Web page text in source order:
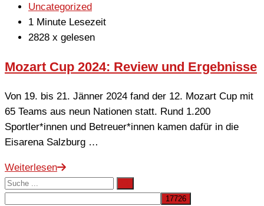
Uncategorized
1 Minute Lesezeit
2828 x gelesen
Mozart Cup 2024: Review und Ergebnisse
Von 19. bis 21. Jänner 2024 fand der 12. Mozart Cup mit
65 Teams aus neun Nationen statt. Rund 1.200
Sportler*innen und Betreuer*innen kamen dafür in die
Eisarena Salzburg …
Weiterlesen